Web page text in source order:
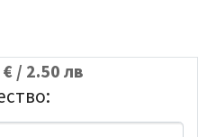
/ 2.50 лв